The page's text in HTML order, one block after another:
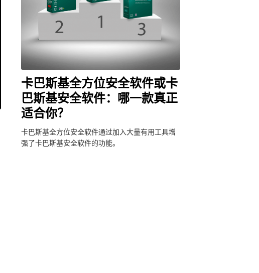
卡巴斯基全方位安全软件或卡
巴斯基安全软件：哪一款真正
适合你？
卡巴斯基全方位安全软件通过加入大量有用工具增
强了卡巴斯基安全软件的功能。